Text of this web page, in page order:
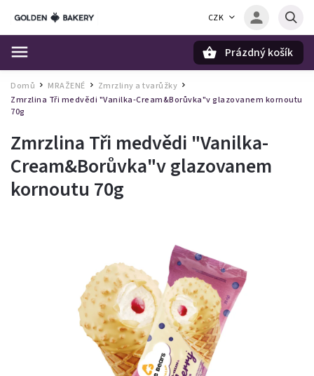
CZK
Prázdný košík
Domů / MRAŽENÉ Zmrzliny a tvarůžky /
Zmrzlina Tři medvědi "Vanilka-Cream&Borůvka"v glazovanem kornoutu
70g
Zmrzlina Tři medvědi "Vanilka-
Cream&Borůvka"v glazovanem
kornoutu 70g